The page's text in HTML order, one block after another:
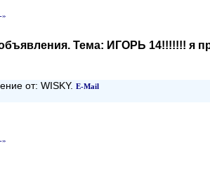
»
. Тема: ИГОРЬ 14!!!!!!! я
от: WISKY. E-Mail
»